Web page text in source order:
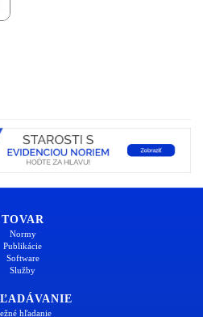
TOVAR
Normy
Publikácie
Software
Služby
hľadanie